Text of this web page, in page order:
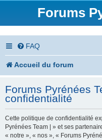
Forums
FAQ
Accueil du forum
Forums Pyrénées
confidentialité
Cette politique de confidentialité
Pyrénées Team | » et ses
« notre », « nos », « Forums